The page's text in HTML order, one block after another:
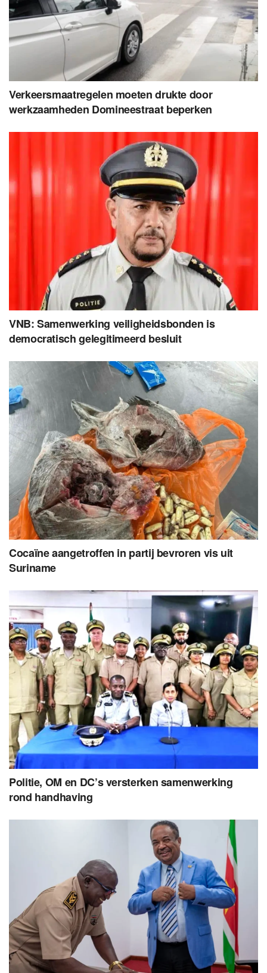
Verkeersmaatregelen moeten drukte door
werkzaamheden Domineestraat beperken
VNB: Samenwerking veiligheidsbonden is
democratisch gelegitimeerd besluit
Cocaïne aangetroffen in partij bevroren vis uit
Suriname
Politie, OM en DC’s versterken samenwerking
rond handhaving